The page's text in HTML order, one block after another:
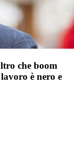
che boom
è nero e